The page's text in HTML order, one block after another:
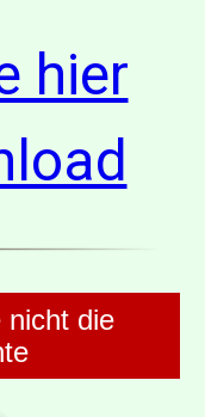
hier
nicht die